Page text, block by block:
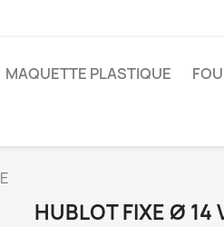
MAQUETTE PLASTIQUE
HUBLOT FIXE Ø 14